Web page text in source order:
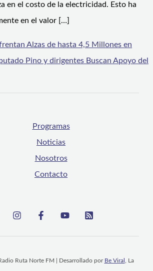
en el costo de la electricidad. Esto ha
en el valor […]
Alzas de hasta 4,5 Millones en
Pino y dirigentes Buscan Apoyo del
Programas
Noticias
Nosotros
Contacto
Ruta Norte FM | Desarrollado por Be Viral , La